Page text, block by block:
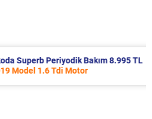
Periyodik Bakım 8.995 TL
Tdi Motor